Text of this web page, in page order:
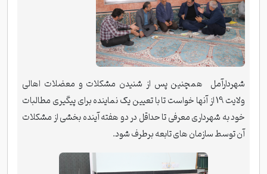
شهردارآمل همچنین پس از شنیدن مشکلات و معضلات اهالی
ولایت 19 از آنها خواست تا با تعیین یک نماینده برای پیگیری مطالبات
خود به شهرداری معرفی تا حداقل در دو هفته آینده بخشی از مشکلات
آن توسط سازمان های تابعه برطرف شود.